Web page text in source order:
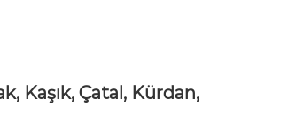
Kaşık, Çatal, Kürdan,